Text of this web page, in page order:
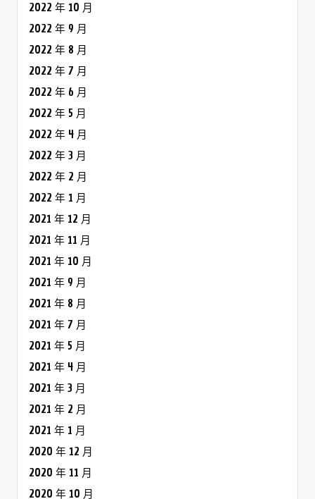
2022 年 10 月
2022 年 9 月
2022 年 8 月
2022 年 7 月
2022 年 6 月
2022 年 5 月
2022 年 4 月
2022 年 3 月
2022 年 2 月
2022 年 1 月
2021 年 12 月
2021 年 11 月
2021 年 10 月
2021 年 9 月
2021 年 8 月
2021 年 7 月
2021 年 5 月
2021 年 4 月
2021 年 3 月
2021 年 2 月
2021 年 1 月
2020 年 12 月
2020 年 11 月
2020 年 10 月